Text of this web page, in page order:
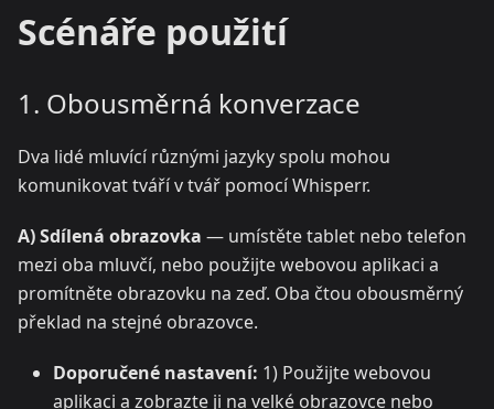
Scénáře použití
1. Obousměrná konverzace
Dva lidé mluvící různými jazyky spolu mohou
komunikovat tváří v tvář pomocí Whisperr.
A) Sdílená obrazovka — umístěte tablet nebo telefon
mezi oba mluvčí, nebo použijte webovou aplikaci a
promítněte obrazovku na zeď. Oba čtou obousměrný
překlad na stejné obrazovce.
Doporučené nastavení: 1) Použijte webovou
aplikaci a zobrazte ji na velké obrazovce nebo